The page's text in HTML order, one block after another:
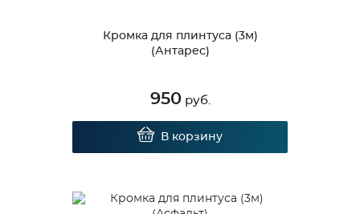
Кромка для плинтуса (3м)
(Антарес)
950руб.
В корзину